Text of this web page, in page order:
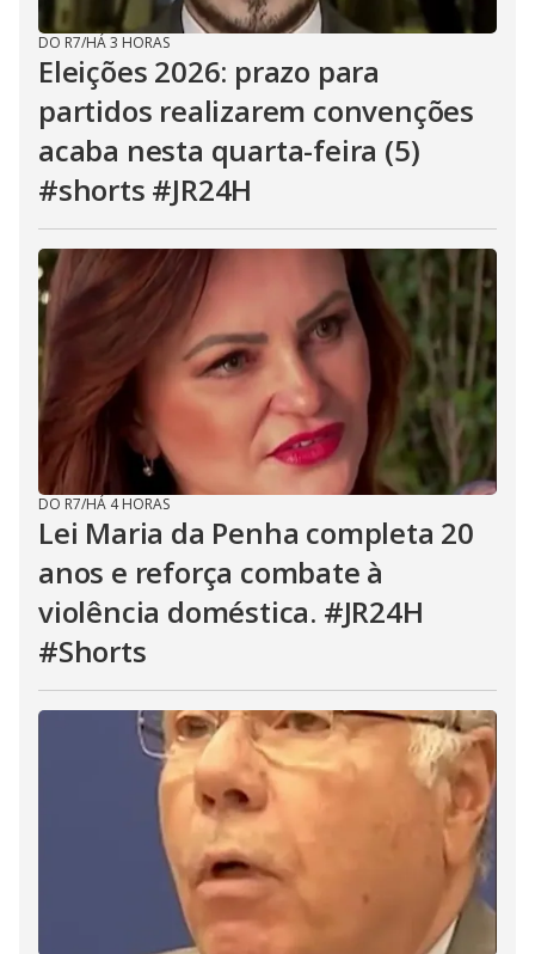
DO R7/HÁ 3 HORAS
Eleições 2026: prazo para
partidos realizarem convenções
acaba nesta quarta-feira (5)
#shorts #JR24H
DO R7/HÁ 4 HORAS
Lei Maria da Penha completa 20
anos e reforça combate à
violência doméstica. #JR24H
#Shorts